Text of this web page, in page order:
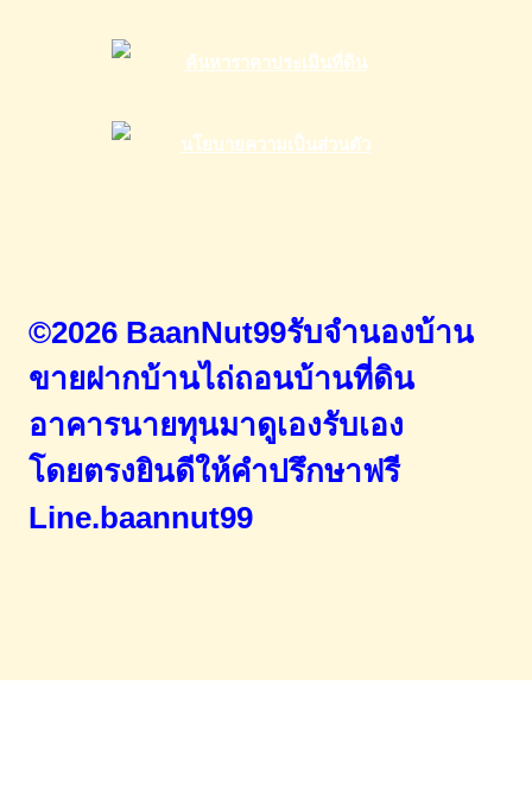
©2026 BaanNut99รับจำนองบ้าน
ขายฝากบ้านไถ่ถอนบ้านที่ดิน
อาคารนายทุนมาดูเองรับเอง
โดยตรงยินดีให้คำปรึกษาฟรี
Line.baannut99